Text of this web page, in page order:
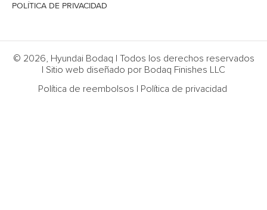
POLÍTICA DE PRIVACIDAD
© 2026, Hyundai Bodaq | Todos los derechos reservados
| Sitio web diseñado por Bodaq Finishes LLC
Política de reembolsos | Política de privacidad